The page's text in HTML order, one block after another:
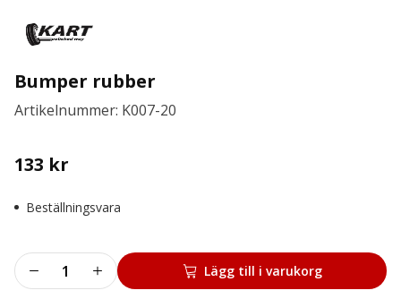
Bumper rubber
Artikelnummer: K007-20
133 kr
Beställningsvara
Bumper
rubber
Lägg till i varukorg